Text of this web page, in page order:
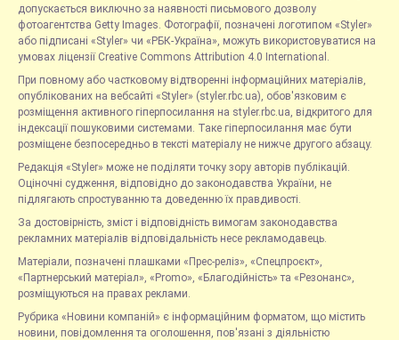
допускається виключно за наявності письмового дозволу
фотоагентства Getty Images. Фотографії, позначені логотипом «Styler»
або підписані «Styler» чи «РБК-Україна», можуть використовуватися на
умовах ліцензії Creative Commons Attribution 4.0 International.
При повному або частковому відтворенні інформаційних матеріалів,
опублікованих на вебсайті «Styler» (styler.rbc.ua), обов'язковим є
розміщення активного гіперпосилання на styler.rbc.ua, відкритого для
індексації пошуковими системами. Таке гіперпосилання має бути
розміщене безпосередньо в тексті матеріалу не нижче другого абзацу.
Редакція «Styler» може не поділяти точку зору авторів публікацій.
Оціночні судження, відповідно до законодавства України, не
підлягають спростуванню та доведенню їх правдивості.
За достовірність, зміст і відповідність вимогам законодавства
рекламних матеріалів відповідальність несе рекламодавець.
Матеріали, позначені плашками «Прес-реліз», «Спецпроєкт»,
«Партнерський матеріал», «Promo», «Благодійність» та «Резонанс»,
розміщуються на правах реклами.
Рубрика «Новини компаній» є інформаційним форматом, що містить
новини, повідомлення та оголошення, пов'язані з діяльністю